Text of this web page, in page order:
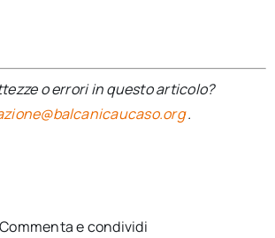
o errori in questo articolo?
.
Commenta e condividi